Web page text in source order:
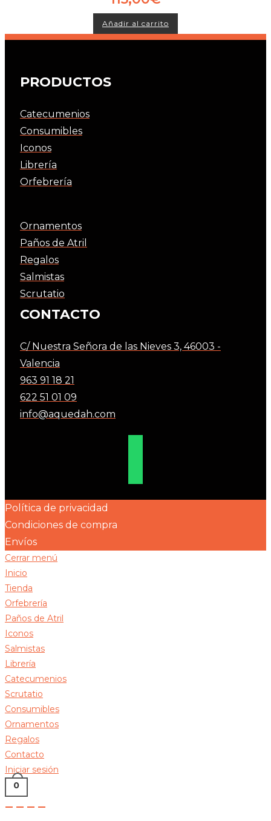
Añadir al carrito
PRODUCTOS
Catecumenios
Consumibles
Iconos
Librería
Orfebrería
Ornamentos
Paños de Atril
Regalos
Salmistas
Scrutatio
CONTACTO
C/ Nuestra Señora de las Nieves 3, 46003 -
Valencia
963 91 18 21
622 51 01 09
info@aquedah.com
Política de privacidad
Condiciones de compra
Envíos
Cerrar menú
Inicio
Tienda
Orfebrería
Paños de Atril
Iconos
Salmistas
Librería
Catecumenios
Scrutatio
Consumibles
Ornamentos
Regalos
Contacto
Iniciar sesión
0